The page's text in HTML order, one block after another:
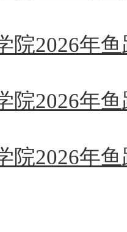
院2026年
院2026年
院2026年